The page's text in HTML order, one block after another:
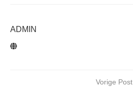
ADMIN
Vorige Post